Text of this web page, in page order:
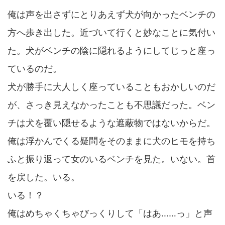
俺は声を出さずにとりあえず犬が向かったベンチの
方へ歩き出した。近づいて行くと妙なことに気付い
た。犬がベンチの陰に隠れるようにしてじっと座っ
ているのだ。
犬が勝手に大人しく座っていることもおかしいのだ
が、さっき見えなかったことも不思議だった。ベン
チは犬を覆い隠せるような遮蔽物ではないからだ。
俺は浮かんでくる疑問をそのままに犬のヒモを持ち
ふと振り返って女のいるベンチを見た。いない。首
を戻した。いる。
いる！？
俺はめちゃくちゃびっくりして「はあ……っ」と声